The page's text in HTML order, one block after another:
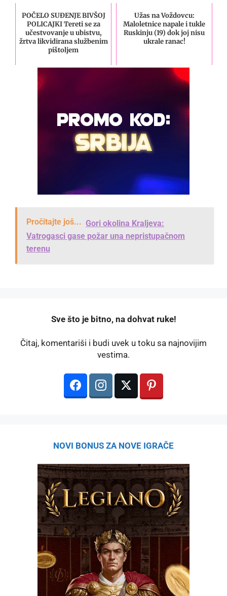
POČELO SUĐENJE BIVŠOJ
POLICAJKI Tereti se za
učestvovanje u ubistvu,
žrtva likvidirana službenim
pištoljem
Užas na Voždovcu:
Maloletnice napale i tukle
Ruskinju (19) dok joj nisu
ukrale ranac!
Pročitajte još... Gori okolina Kraljeva:
Vatrogasci gase požar una nepristupačnom
terenu
️Sve što je bitno, na dohvat ruke!
Čitaj, komentariši i budi uvek u toku sa najnovijim
vestima.
NOVI BONUS ZA NOVE IGRAČE